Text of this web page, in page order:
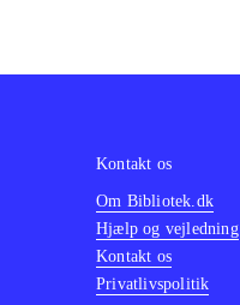
Kontakt os
Om Bibliotek.dk
Hjælp og vejledning
Kontakt os
Privatlivspolitik